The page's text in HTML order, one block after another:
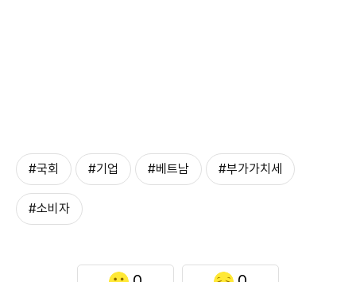
#국회 #기업 #베트남 #부가가치세
#소비자